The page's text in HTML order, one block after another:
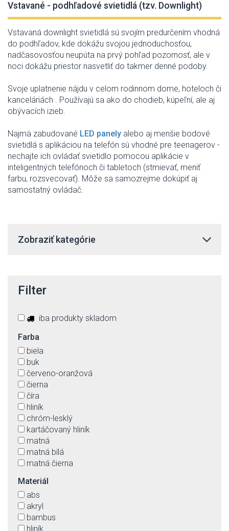
Vstavané - podhľadové svietidlá (tzv. Downlight)
Vstavaná downlight svietidlá sú svojím predurčením vhodná
do podhľadov, kde dokážu svojou jednoduchosťou,
nadčasovosťou neupúta na prvý pohľad pozornosť, ale v
noci dokážu priestor nasvetliť do takmer denné podoby.
Svoje uplatnenie nájdu v celom rodinnom dome, hoteloch či
kanceláriách . Používajú sa ako do chodieb, kúpeľní, ale aj
obývacích izieb.
Najmä zabudované LED panely alebo aj menšie bodové
svietidlá s aplikáciou na telefón sú vhodné pre teenagerov -
nechajte ich ovládať svietidlo pomocou aplikácie v
inteligentných telefónoch či tabletoch (stmievať, meniť
farbu, rozsvecovať). Môže sa samozrejme dokúpiť aj
samostatný ovládač.
Zobraziť kategórie
Filter
iba produkty skladom
Farba
biela
buk
červeno-oranžová
čierna
číra
hliník
chróm-lesklý
kartáčovaný hliník
matná
matná bílá
matná čierna
matný nikel
mliečna
nikel
orech
Materiál
abs
akryl
bambus
hliník